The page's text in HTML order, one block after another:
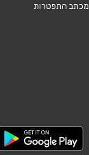
מכתב התפטרות